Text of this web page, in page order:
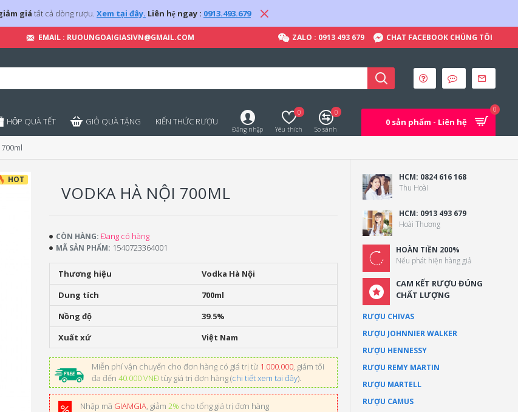
giá tất cả dòng rượu. Xem tại đây. Liên hệ ngay : 0913.493.679
EMAIL : RUOUNGOAIGIASIVN@GMAIL.COM ZALO : 0913 493 679 CHAT FACEBOOK CHÚNG TÔI
HỘP QUÀ TẾT GIỎ QUÀ TẶNG KIẾN THỨC RƯỢU
Đăng nhập Yêu thích
0
So sánh
0
0 sản phẩm - Liên hệ
0
HOT
VODKA HÀ NỘI 700ML
Thương hiệu
Vodka Hà Nội
Dung tích
700ml
Nồng độ
39.5%
Xuất xứ
Việt Nam
Miễn phí vận chuyển cho đơn hàng có giá trị từ 1.000.000, giảm tối
đa đến 40.000 VNĐtùy giá trị đơn hàng (chi tiết xem tại đây).
Nhập mã GIAMGIA, giảm 2% cho tổng giá trị đơn hàng
CÒN HÀNG: Đang có hàng
MÃ SẢN PHẨM: 1540723364001
HCM: 0824 616 168
Thu Hoài
HCM: 0913 493 679
Hoài Thương
HOÀN TIỀN 200%
Nếu phát hiện hàng giả
CAM KẾT RƯỢU ĐÚNG
CHẤT LƯỢNG
RƯỢU CHIVAS
RƯỢU JOHNNIER WALKER
RƯỢU HENNESSY
RƯỢU REMY MARTIN
RƯỢU MARTELL
RƯỢU CAMUS